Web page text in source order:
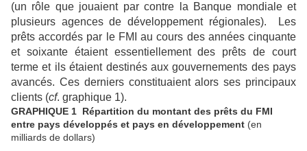
(un rôle que jouaient par contre la Banque mondiale et
plusieurs agences de développement régionales). Les
prêts accordés par le FMI au cours des années cinquante
et soixante étaient essentiellement des prêts de court
terme et ils étaient destinés aux gouvernements des pays
avancés. Ces derniers constituaient alors ses principaux
clients (cf. graphique 1).
GRAPHIQUE 1 Répartition du montant des prêts du FMI
entre pays développés et pays en développement (en
milliards de dollars)